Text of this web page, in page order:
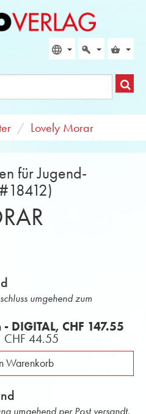
Lovely Morar
für Jugend-
umgehend zum
DIGITAL, CHF 147.55
CHF 44.55
Warenkorb
umgehend per Post versandt.